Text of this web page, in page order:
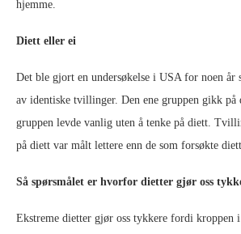
hjemme.
Diett eller ei
Det ble gjort en undersøkelse i USA for noen år
av identiske tvillinger. Den ene gruppen gikk på
gruppen levde vanlig uten å tenke på diett.
på diett var målt lettere enn de som forsøkte
Så spørsmålet er hvorfor dietter gjør oss
Ekstreme dietter gjør oss tykkere fordi kroppen